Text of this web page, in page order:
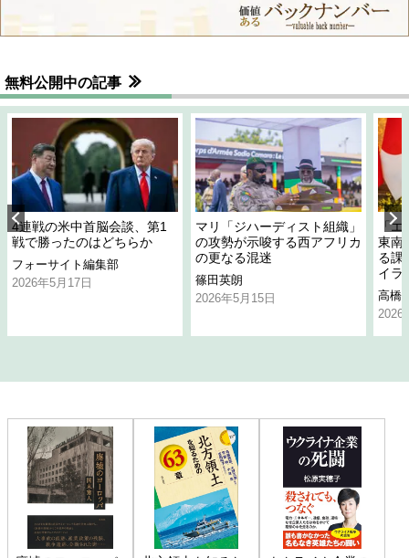
無料公開中の記事
4連戦の米中首脳会談、第1
戦で勝ったのはどちらか
フォーサイト編集部
2026年5月17日
マリ「ジハーディスト組織」
の攻勢が示唆する西アフリカ
の更なる混迷
篠田英朗
2026年5月15日
「
東南
る課
イラ
高橋
2026